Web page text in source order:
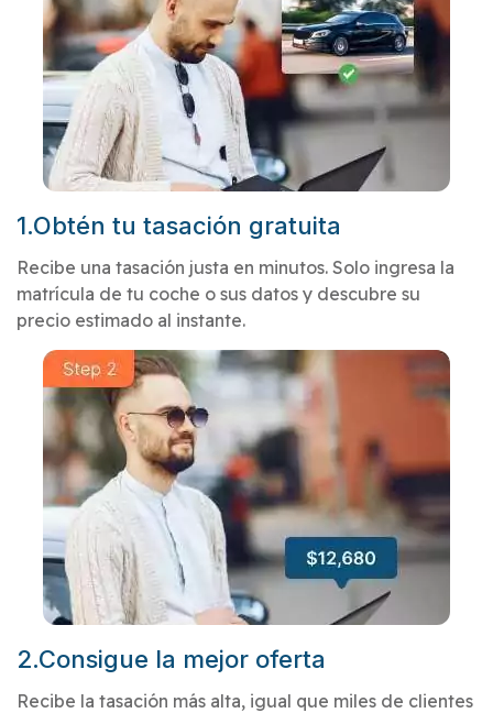
1.Obtén tu tasación gratuita
Recibe una tasación justa en minutos. Solo ingresa la
matrícula de tu coche o sus datos y descubre su
precio estimado al instante.
2.Consigue la mejor oferta
Recibe la tasación más alta, igual que miles de clientes